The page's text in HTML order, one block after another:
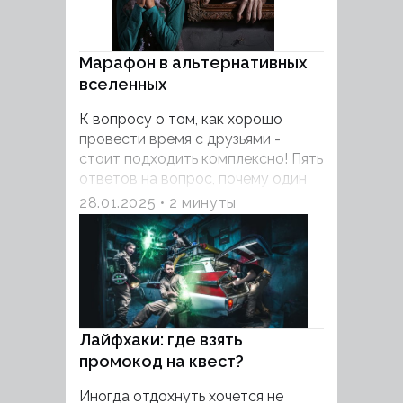
главные отличия этих форматов, и
что унаследовали проекты с
актерами от классических
эскейпов? Разберемся в этой
Марафон в альтернативных
вселенных
К вопросу о том, как хорошо
провести время с друзьями -
стоит подходить комплексно! Пять
ответов на вопрос, почему один
из совместных выходных стоит
посвятить погружению в мир
квестов - вы найдете в этой
статье.
28.01.2025 2 минуты
Лайфхаки: где взять
промокод на квест?
Иногда отдохнуть хочется не